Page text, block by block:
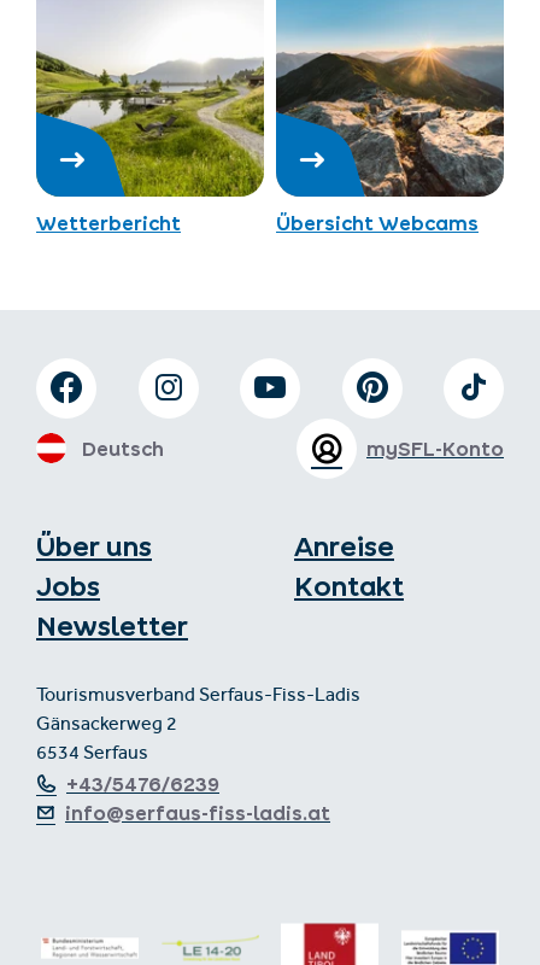
Wetterbericht Übersicht Webcams
Über uns
Jobs
Newsletter
Anreise
Kontakt
Tourismusverband Serfaus-Fiss-Ladis
Gänsackerweg 2
6534 Serfaus
+43/5476/6239
info@serfaus-fiss-ladis.at
mySFL-Konto
Deutsch